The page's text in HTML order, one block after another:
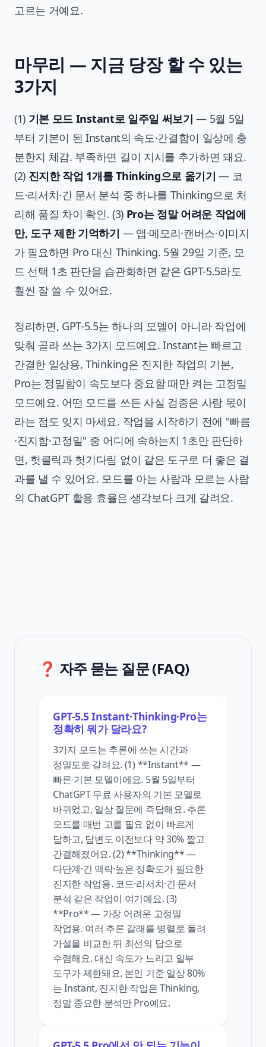
고르는 거예요.
마무리 — 지금 당장 할 수 있는
3가지
(1) 기본 모드 Instant로 일주일 써보기 — 5월 5일
부터 기본이 된 Instant의 속도·간결함이 일상에 충
분한지 체감. 부족하면 길이 지시를 추가하면 돼요.
(2) 진지한 작업 1개를 Thinking으로 옮기기 — 코
드·리서치·긴 문서 분석 중 하나를 Thinking으로 처
리해 품질 차이 확인. (3) Pro는 정말 어려운 작업에
만, 도구 제한 기억하기 — 앱·메모리·캔버스·이미지
가 필요하면 Pro 대신 Thinking. 5월 29일 기준, 모
드 선택 1초 판단을 습관화하면 같은 GPT-5.5라도
훨씬 잘 쓸 수 있어요.
정리하면, GPT-5.5는 하나의 모델이 아니라 작업에
맞춰 골라 쓰는 3가지 모드예요. Instant는 빠르고
간결한 일상용, Thinking은 진지한 작업의 기본,
Pro는 정밀함이 속도보다 중요할 때만 켜는 고정밀
모드예요. 어떤 모드를 쓰든 사실 검증은 사람 몫이
라는 점도 잊지 마세요. 작업을 시작하기 전에 "빠름
·진지함·고정밀" 중 어디에 속하는지 1초만 판단하
면, 헛클릭과 헛기다림 없이 같은 도구로 더 좋은 결
과를 낼 수 있어요. 모드를 아는 사람과 모르는 사람
의 ChatGPT 활용 효율은 생각보다 크게 갈려요.
❓ 자주 묻는 질문 (FAQ)
GPT-5.5 Instant·Thinking·Pro는
정확히 뭐가 달라요?
3가지 모드는 추론에 쓰는 시간과
정밀도로 갈려요. (1) **Instant** —
빠른 기본 모델이에요. 5월 5일부터
ChatGPT 무료 사용자의 기본 모델로
바뀌었고, 일상 질문에 즉답해요. 추론
모드를 매번 고를 필요 없이 빠르게
답하고, 답변도 이전보다 약 30% 짧고
간결해졌어요. (2) **Thinking** —
다단계·긴 맥락·높은 정확도가 필요한
진지한 작업용. 코드·리서치·긴 문서
분석 같은 작업이 여기예요. (3)
**Pro** — 가장 어려운 고정밀
작업용. 여러 추론 갈래를 병렬로 돌려
가설을 비교한 뒤 최선의 답으로
수렴해요. 대신 속도가 느리고 일부
도구가 제한돼요. 본인 기준 일상 80%
는 Instant, 진지한 작업은 Thinking,
정말 중요한 분석만 Pro예요.